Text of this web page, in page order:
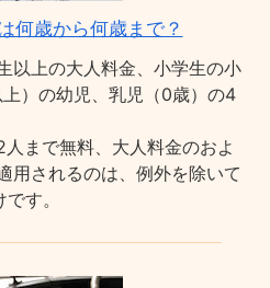
何歳から何歳まで？
以上の大人料金、小学生の小
）の幼児、乳児（0歳）の4
まで無料、大人料金のおよ
用されるのは、例外を除いて
す。